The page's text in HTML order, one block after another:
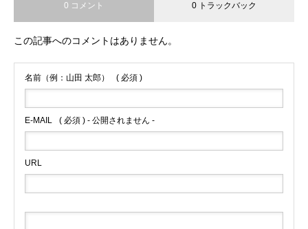
0 コメント 0 トラックバック
この記事へのコメントはありません。
名前（例：山田 太郎） ( 必須 )
E-MAIL ( 必須 ) - 公開されません -
URL